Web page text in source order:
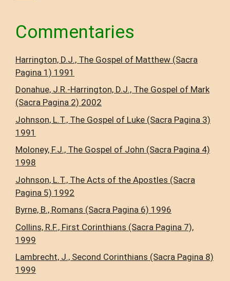
Commentaries
Harrington, D.J., The Gospel of Matthew (Sacra
Pagina 1) 1991
Donahue, J.R.-Harrington, D.J., The Gospel of Mark
(Sacra Pagina 2) 2002
Johnson, L.T., The Gospel of Luke (Sacra Pagina 3)
1991
Moloney, F.J., The Gospel of John (Sacra Pagina 4)
1998
Johnson, L.T., The Acts of the Apostles (Sacra
Pagina 5) 1992
Byrne, B., Romans (Sacra Pagina 6) 1996
Collins, R.F., First Corinthians (Sacra Pagina 7),
1999
Lambrecht, J., Second Corinthians (Sacra Pagina 8)
1999